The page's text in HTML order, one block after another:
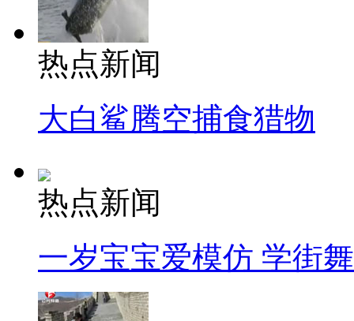
热点新闻
大白鲨腾空捕食猎物
热点新闻
一岁宝宝爱模仿 学街